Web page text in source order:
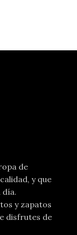
de
y que
día.
y zapatos
disfrutes de